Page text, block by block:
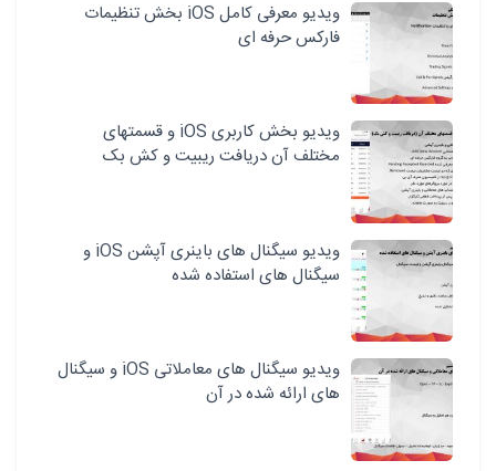
ویدیو معرفی کامل iOS بخش تنظیمات
فارکس حرفه ای
ویدیو بخش کاربری iOS و قسمتهای
مختلف آن دریافت ریبیت و کش بک
ویدیو سیگنال های باینری آپشن iOS و
سیگنال های استفاده شده
ویدیو سیگنال های معاملاتی iOS و سیگنال
های ارائه شده در آن